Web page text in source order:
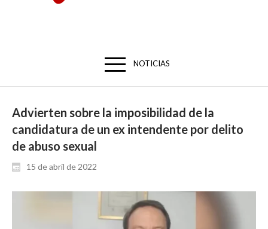
NOTICIAS
Advierten sobre la imposibilidad de la
candidatura de un ex intendente por delito
de abuso sexual
15 de abril de 2022